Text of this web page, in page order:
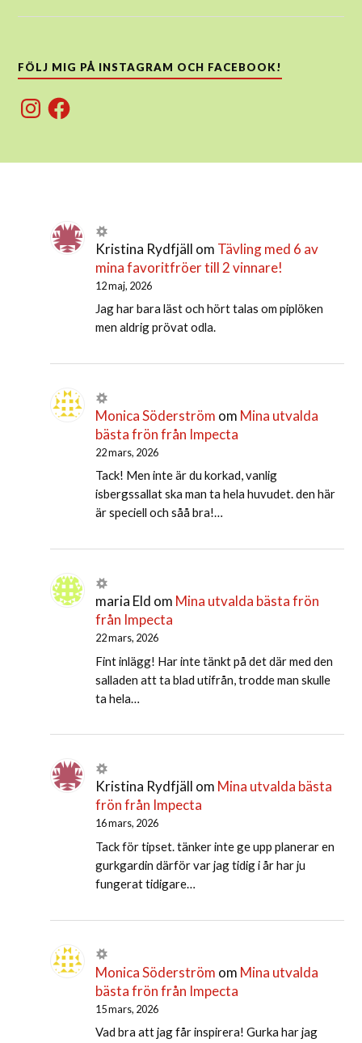
FÖLJ MIG PÅ INSTAGRAM OCH FACEBOOK!
InstagramFacebook
Kristina Rydfjäll om Tävling med 6 av
mina favoritfröer till 2 vinnare!
12 maj, 2026
Jag har bara läst och hört talas om piplöken
men aldrig prövat odla.
Monica Söderström om Mina utvalda
bästa frön från Impecta
22 mars, 2026
Tack! Men inte är du korkad, vanlig
isbergssallat ska man ta hela huvudet. den här
är speciell och såå bra!…
maria Eld om Mina utvalda bästa frön
från Impecta
22 mars, 2026
Fint inlägg! Har inte tänkt på det där med den
salladen att ta blad utifrån, trodde man skulle
ta hela…
Kristina Rydfjäll om Mina utvalda bästa
frön från Impecta
16 mars, 2026
Tack för tipset. tänker inte ge upp planerar en
gurkgardin därför var jag tidig i år har ju
fungerat tidigare…
Monica Söderström om Mina utvalda
bästa frön från Impecta
15 mars, 2026
Vad bra att jag får inspirera! Gurka har jag